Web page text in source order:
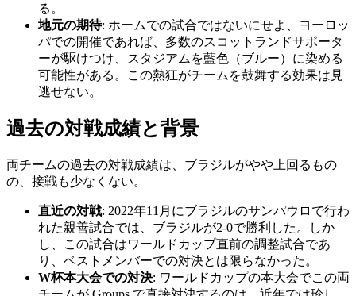
る。
地元の期待: ホームでの試合ではないにせよ、ヨーロッ
パでの開催であれば、多数のスコットランドサポータ
ーが駆けつけ、スタジアムを藍色（ブルー）に染める
可能性がある。この熱狂がチームを鼓舞する効果は見
逃せない。
過去の対戦成績と背景
両チームの過去の対戦成績は、ブラジルがやや上回るもの
の、接戦も少なくない。
直近の対戦: 2022年11月にブラジルのサンパウロで行わ
れた親善試合では、ブラジルが2-0で勝利した。しか
し、この試合はワールドカップ直前の調整試合であ
り、ベストメンバーでの対決とは限らなかった。
W杯本大会での対決: ワールドカップの本大会でこの両